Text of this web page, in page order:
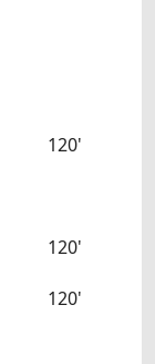
120'
120'
120'